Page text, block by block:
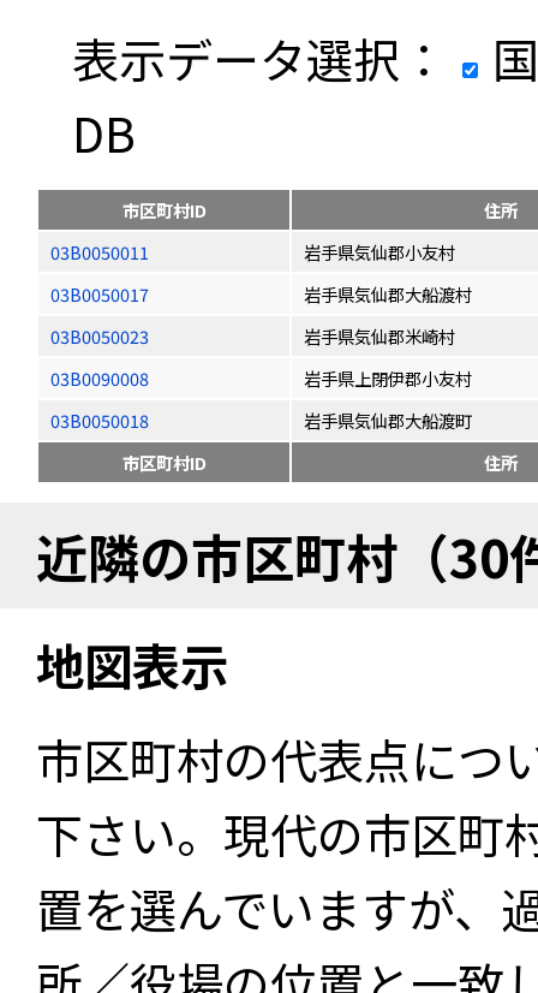
表示データ選択：
DB
市区町村ID
住所
03B0050011
岩手県気仙郡小友村
03B0050017
岩手県気仙郡大船渡村
03B0050023
岩手県気仙郡米崎村
03B0090008
岩手県上閉伊郡小友村
03B0050018
岩手県気仙郡大船渡町
市区町村ID
住所
近隣の市区町村（30
地図表示
市区町村の代表点につ
下さい。現代の市区町
置を選んでいますが、